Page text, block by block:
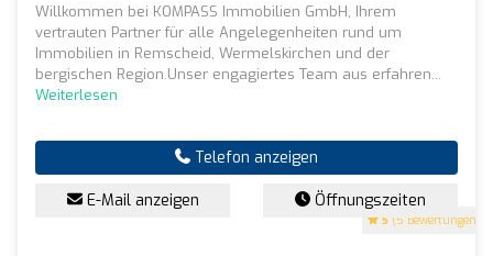
5 (5 Bewertungen)
Willkommen bei KOMPASS Immobilien GmbH, Ihrem
vertrauten Partner für alle Angelegenheiten rund um
Immobilien in Remscheid, Wermelskirchen und der
bergischen Region.Unser engagiertes Team aus erfahren...
Weiterlesen
Telefon anzeigen
E-Mail anzeigen Öffnungszeiten